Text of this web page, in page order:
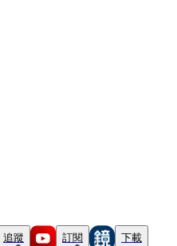
追蹤 訂閱 下載